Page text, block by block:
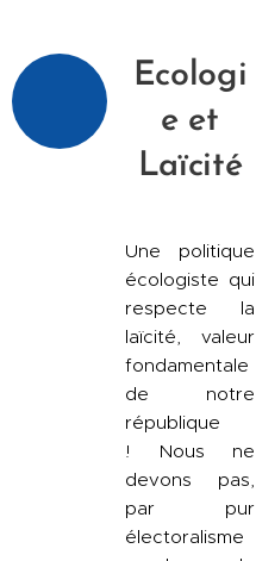
Ecologi
e et
Laïcité
Une politique
écologiste qui
respecte la
laïcité, valeur
fondamentale
de notre
république
! Nous ne
devons pas,
par pur
électoralisme